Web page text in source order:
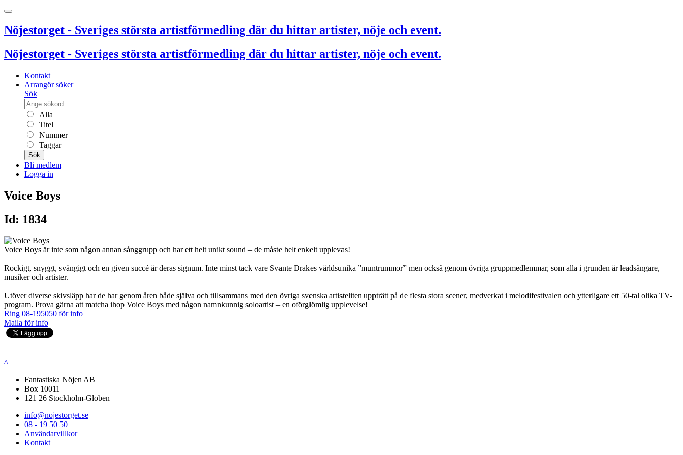
Nöjestorget - Sveriges största artistförmedling där du hittar artister, nöje och event.
Nöjestorget - Sveriges största artistförmedling där du hittar artister, nöje och event.
Kontakt
Arrangör söker
Sök
Alla
Titel
Nummer
Taggar
Sök
Bli medlem
Logga in
Voice Boys
Id: 1834
Voice Boys är inte som någon annan sånggrupp och har ett helt unikt sound – de måste helt enkelt upplevas!
Rockigt, snyggt, svängigt och en given succé är deras signum. Inte minst tack vare Svante Drakes världsunika ”muntrummor” men också genom övriga gruppmedlemmar, som alla i grunden är leadsångare,
musiker och artister.
Utöver diverse skivsläpp har de har genom åren både själva och tillsammans med den övriga svenska artisteliten uppträtt på de flesta stora scener, medverkat i melodifestivalen och ytterligare ett 50-tal olika TV-
program. Prova gärna att matcha ihop Voice Boys med någon namnkunnig soloartist – en oförglömlig upplevelse!
Ring 08-195050 för info
Maila för info
^
Fantastiska Nöjen AB
Box 10011
121 26 Stockholm-Globen
info@nojestorget.se
08 - 19 50 50
Användarvillkor
Kontakt